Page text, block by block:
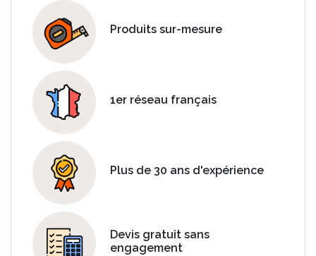
Produits sur-mesure
1er réseau français
Plus de 30 ans d'expérience
Devis gratuit sans
engagement